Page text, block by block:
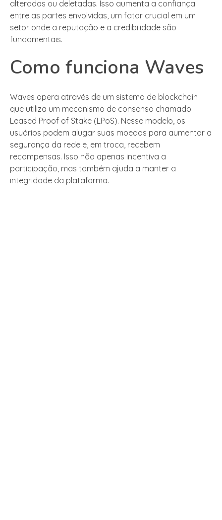
alteradas ou deletadas. Isso aumenta a confiança
entre as partes envolvidas, um fator crucial em um
setor onde a reputação e a credibilidade são
fundamentais.
Como funciona Waves
Waves opera através de um sistema de blockchain
que utiliza um mecanismo de consenso chamado
Leased Proof of Stake (LPoS). Nesse modelo, os
usuários podem alugar suas moedas para aumentar a
segurança da rede e, em troca, recebem
recompensas. Isso não apenas incentiva a
participação, mas também ajuda a manter a
integridade da plataforma.